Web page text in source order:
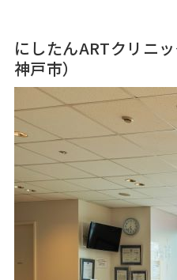
にしたんARTクリニ
神戸市）